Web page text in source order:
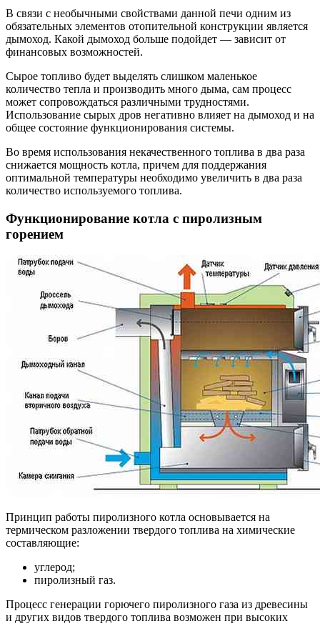
В связи с необычными свойствами данной печи одним из
обязательных элементов отопительной конструкции является
дымоход. Какой дымоход больше подойдет — зависит от
финансовых возможностей.
Сырое топливо будет выделять слишком маленькое
количество тепла и производить много дыма, сам процесс
может сопровождаться различными трудностями.
Использование сырых дров негативно влияет на дымоход и на
общее состояние функционирования системы.
Во время использования некачественного топлива в два раза
снижается мощность котла, причем для поддержания
оптимальной температуры необходимо увеличить в два раза
количество используемого топлива.
Функционирование котла с пиролизным
горением
Принцип работы пиролизного котла основывается на
термическом разложении твердого топлива на химические
составляющие:
углерод;
пиролизный газ.
Процесс генерации горючего пиролизного газа из древесины
и других видов твердого топлива возможен при высоких